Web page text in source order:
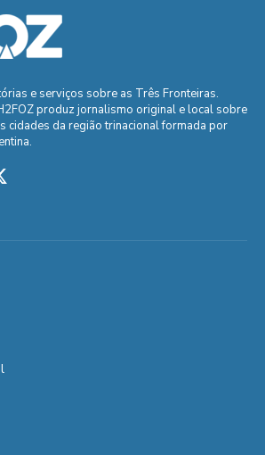
e serviços sobre as Três Fronteiras.
produz jornalismo original e local sobre
cidades da região trinacional formada por